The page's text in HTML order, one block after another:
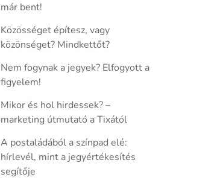
már bent!
Közösséget építesz, vagy
közönséget? Mindkettőt?
Nem fogynak a jegyek? Elfogyott a
figyelem!
Mikor és hol hirdessek? –
marketing útmutató a Tixától
A postaládából a színpad elé:
hírlevél, mint a jegyértékesítés
segítője